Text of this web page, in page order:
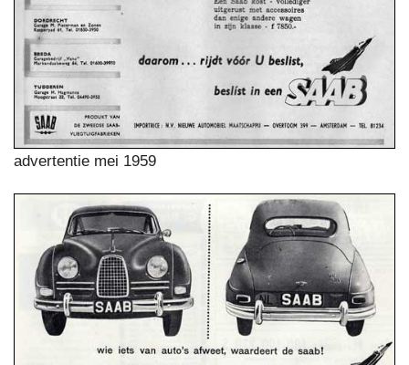
advertentie mei 1959